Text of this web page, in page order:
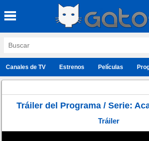
Canales de TV Estrenos Películas
Tráiler del Programa / Serie:
Tráiler